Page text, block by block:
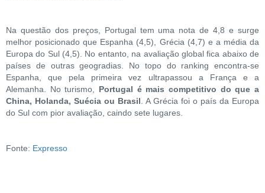
Na questão dos preços, Portugal tem uma nota de 4,8 e surge
melhor posicionado que Espanha (4,5), Grécia (4,7) e a média da
Europa do Sul (4,5). No entanto, na avaliação global fica abaixo de
países de outras geogradias. No topo do ranking encontra-se
Espanha, que pela primeira vez ultrapassou a França e a
Alemanha. No turismo, Portugal é mais competitivo do que a
China, Holanda, Suécia ou Brasil . A Grécia foi o país da Europa
do Sul com pior avaliação, caindo sete lugares.
Fonte: Expresso